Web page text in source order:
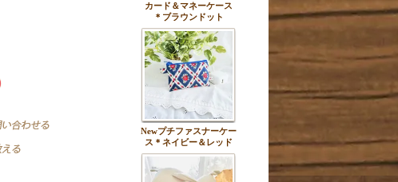
カード＆マネーケース
＊ブラウンドット
Newプチファスナーケー
ス＊ネイビー＆レッド